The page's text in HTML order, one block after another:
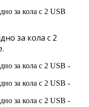
за кола с 2